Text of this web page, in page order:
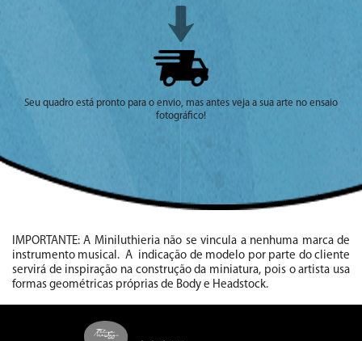
Seu quadro está pronto para o envio, mas antes veja a sua arte no ensaio
fotográfico!
IMPORTANTE: A Miniluthieria não se vincula a nenhuma marca de
instrumento musical. A indicação de modelo por parte do cliente
servirá de inspiração na construção da miniatura, pois o artista usa
formas geométricas próprias de Body e Headstock.